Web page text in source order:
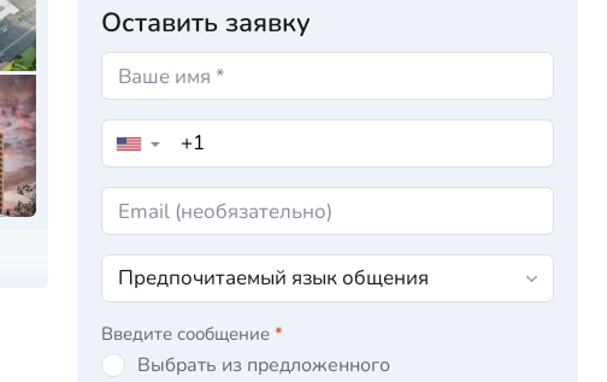
Оставить заявку
▼
Введите сообщение *
Выбрать из предложенного